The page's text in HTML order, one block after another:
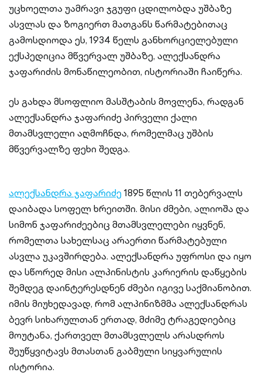
უცხოელთა უამრავი ჯგუფი ცდილობდა უშბაზე
ასვლას და ზოგიერთ მათგანს წარმატებითაც
გამოსდიოდა ეს, 1934 წელს განხორციელებული
ექსპედიცია მწვერვალ უშბაზე, ალექსანდრა
ჯაფარიძის მონაწილეობით, ისტორიაში ჩაიწერა.
ეს გახდა მსოფლიო მასშტაბის მოვლენა, რადგან
ალექსანდრა ჯაფარიძე პირველი ქალი
მთამსვლელი აღმოჩნდა, რომელმაც უშბის
მწვერვალზე ფეხი შედგა.
ალექსანდრა ჯაფარიძე1895 წლის 11 თებერვალს
დაიბადა სოფელ ხრეითში. მისი ძმები, ალიოშა და
სიმონ ჯაფარიძეებიც მთამსვლელები იყვნენ,
რომელთა სახელსაც არაერთი წარმატებული
ასვლა უკავშირდება. ალექსანდრა უფროსი და იყო
და სწორედ მისი ალპინისტის კარიერის დაწყების
შემდეგ დაინტერესდნენ ძმები იგივე საქმიანობით.
იმის მიუხედავად, რომ ალპინიზმმა ალექსანდრას
ბევრ სიხარულთან ერთად, მძიმე ტრაგედიებიც
მოუტანა, ქართველ მთამსვლელს არასდროს
შეუწყვიტავს მთასთან გაბმული სიყვარულის
ისტორია.